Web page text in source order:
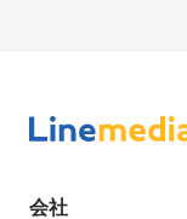
会社